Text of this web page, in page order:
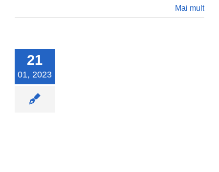
Mai mult
21
01, 2023